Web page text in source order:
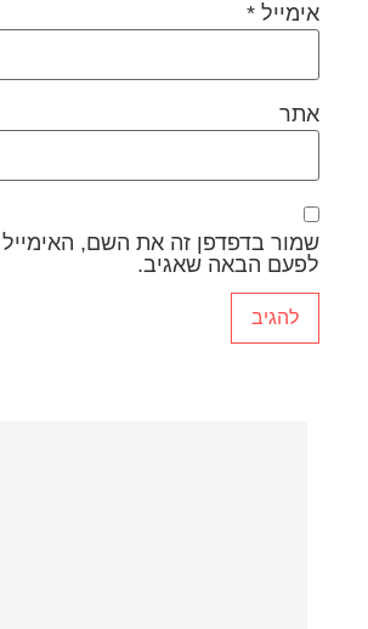
אימייל *
אתר
שמור בדפדפן זה את השם,
לפעם הבאה שאגיב.